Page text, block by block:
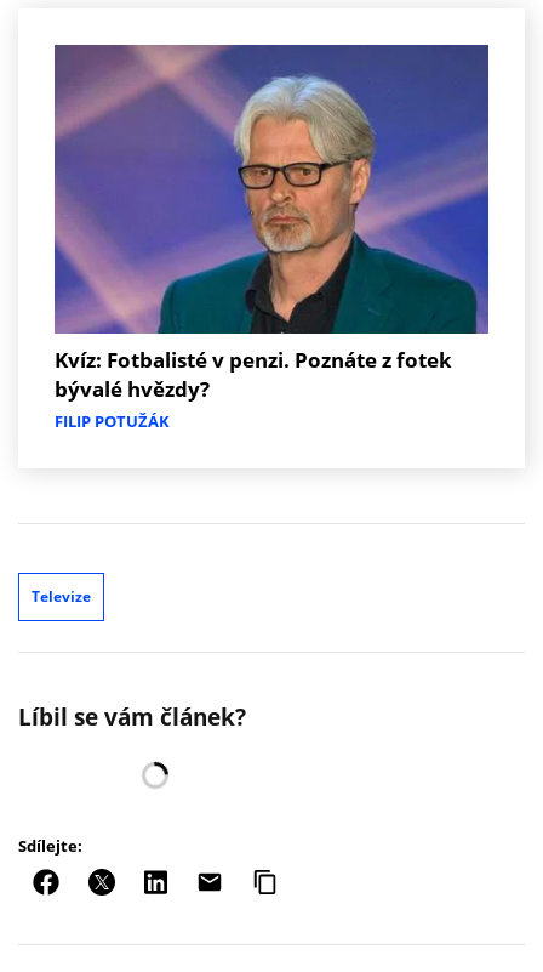
Kvíz: Fotbalisté v penzi. Poznáte z fotek
bývalé hvězdy?
FILIP POTUŽÁK
Televize
Líbil se vám článek?
Sdílejte: